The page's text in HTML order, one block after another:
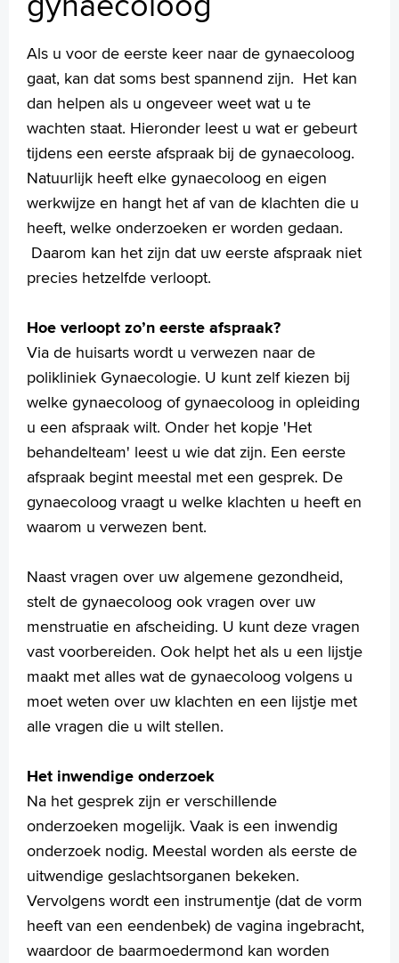
Werken en leren
Contact
MijnASz
Verwijzers
Wetenschappelijk onderzoek
Tekstgrootte A +
Voorleesfunctie
English
Français
Polski
Türkçe
Arabisch
Als u voor de eerste keer naar de gynaecoloog
gaat, kan dat soms best spannend zijn. Het kan
dan helpen als u ongeveer weet wat u te
wachten staat. Hieronder leest u wat er gebeurt
tijdens een eerste afspraak bij de gynaecoloog.
Natuurlijk heeft elke gynaecoloog en eigen
werkwijze en hangt het af van de klachten die u
heeft, welke onderzoeken er worden gedaan.
Daarom kan het zijn dat uw eerste afspraak niet
precies hetzelfde verloopt.
Hoe verloopt zo’n eerste afspraak?
Via de huisarts wordt u verwezen naar de
polikliniek Gynaecologie. U kunt zelf kiezen bij
welke gynaecoloog of gynaecoloog in opleiding
u een afspraak wilt. Onder het kopje 'Het
behandelteam' leest u wie dat zijn. Een eerste
afspraak begint meestal met een gesprek. De
gynaecoloog vraagt u welke klachten u heeft en
waarom u verwezen bent.
Naast vragen over uw algemene gezondheid,
stelt de gynaecoloog ook vragen over uw
menstruatie en afscheiding. U kunt deze vragen
vast voorbereiden. Ook helpt het als u een lijstje
maakt met alles wat de gynaecoloog volgens u
moet weten over uw klachten en een lijstje met
alle vragen die u wilt stellen.
Het inwendige onderzoek
Na het gesprek zijn er verschillende
onderzoeken mogelijk. Vaak is een inwendig
onderzoek nodig. Meestal worden als eerste de
uitwendige geslachtsorganen bekeken.
Vervolgens wordt een instrumentje (dat de vorm
heeft van een eendenbek) de vagina ingebracht,
waardoor de baarmoedermond kan worden